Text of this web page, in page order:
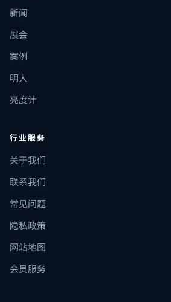
新闻
展会
案例
明人
亮度计
行业服务
关于我们
联系我们
常见问题
隐私政策
网站地图
会员服务